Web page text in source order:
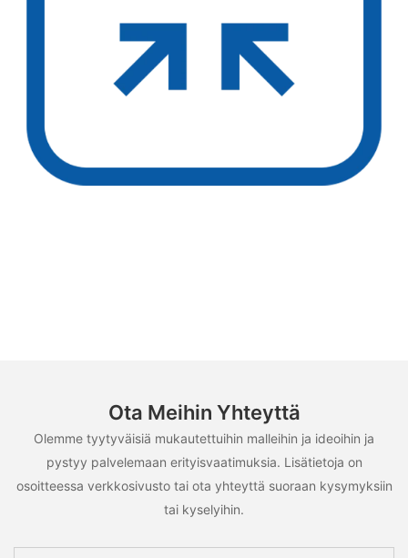
Ota Meihin Yhteyttä
Olemme tyytyväisiä mukautettuihin malleihin ja ideoihin ja
pystyy palvelemaan erityisvaatimuksia. Lisätietoja on
osoitteessa verkkosivusto tai ota yhteyttä suoraan kysymyksiin
tai kyselyihin.